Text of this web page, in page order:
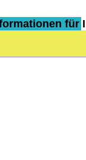
für